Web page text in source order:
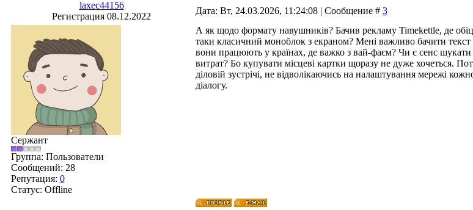
laxec44156
Регистрация 08.12.2022
Дата: Вт, 24.03.2026, 11:24:08 | Сообщение # 3
Сержант
Группа: Пользователи
Сообщений: 28
Репутация: 0
Статус: Offline
А як щодо формату навушників? Бачив рекламу Timekettle, де
таки класичний моноблок з екраном? Мені важливо бачити
вони працюють у країнах, де важко з вай-фаєм? Чи є сенс
витрат? Бо купувати місцеві картки щоразу не дуже хочеться.
діловій зустрічі, не відволікаючись на налаштування мережі
діалогу.